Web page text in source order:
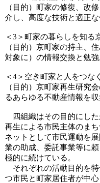
（目的）町家の修復、改
介し、高度な技術と適正
＜3＞町家の暮らしを知る
（目的）京町家の持主、
対象に）の情報交換と勉
＜4＞空き町家と人をつな
（目的）京町家再生研究
るあらゆる不動産情報を
四組織はその目的にした
再生による市民主体のま
ネットとして市民運動を
業の助成、委託事業等に
極的に続けている。
それぞれの活動目的を特
つ市民と町家居住者が中